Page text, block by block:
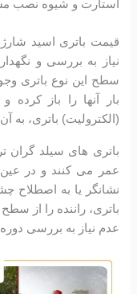
استارت و شیوه نصب
قیمت باتری اسید
نیاز به بررسی و
سطح این نوع باتری
بار آنها را باز
(الکترولیت) باتری، به
باتری های سیلد گران
عمر می کنند و در عین
نشانگر یا به اصطلاح
باتری، راننده را از
عدم نیاز به بررسی